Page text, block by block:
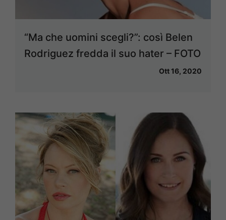
“Ma che uomini scegli?”: così Belen
Rodriguez fredda il suo hater – FOTO
Ott 16, 2020